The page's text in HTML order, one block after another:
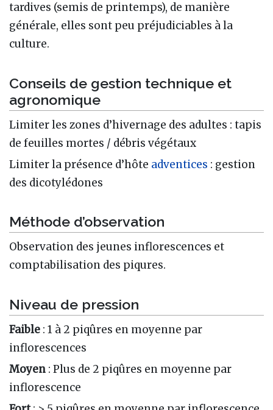
tardives (semis de printemps), de manière
générale, elles sont peu préjudiciables à la
culture.
Conseils de gestion technique et
agronomique
Limiter les zones d’hivernage des adultes : tapis
de feuilles mortes / débris végétaux
Limiter la présence d’hôte adventices : gestion
des dicotylédones
Méthode d’observation
Observation des jeunes inflorescences et
comptabilisation des piqures.
Niveau de pression
Faible : 1 à 2 piqûres en moyenne par
inflorescences
Moyen : Plus de 2 piqûres en moyenne par
inflorescence